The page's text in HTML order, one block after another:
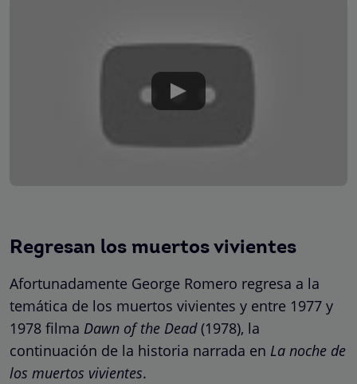
Regresan los muertos vivientes
Afortunadamente George Romero regresa a la
temática de los muertos vivientes y entre 1977 y
1978 filma Dawn of the Dead(1978), la
continuación de la historia narrada en La noche de
los muertos vivientes.